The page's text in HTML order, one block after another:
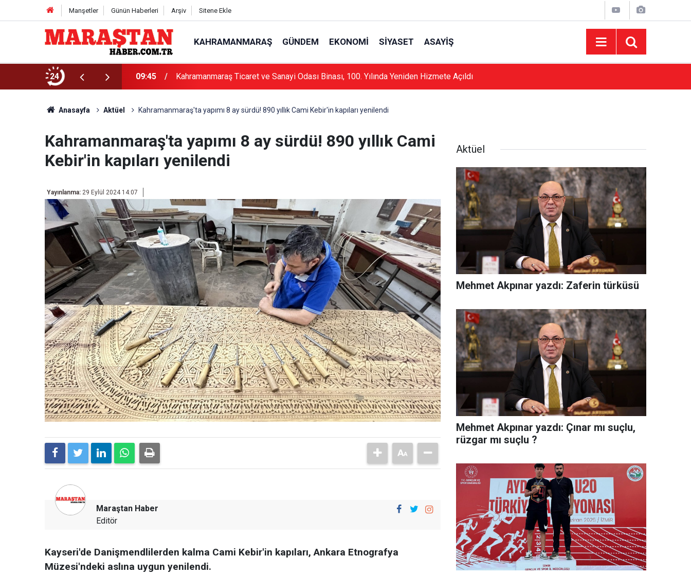
Manşetler Günün Haberleri Arşiv Sitene Ekle
KAHRAMANMARAŞ GÜNDEM EKONOMI SIYASET ASAYIŞ
24 09:45 Kahramanmaraş Ticaret ve Sanayi Odası Binası, 100. Yılında Yeniden Hizmete Açıldı
Anasayfa Aktüel Kahramanmaraş'ta yapımı 8 ay sürdü! 890 yıllık Cami Kebir'in kapıları yenilendi
Kahramanmaraş'ta yapımı 8 ay sürdü! 890 yıllık Cami
Kebir'in kapıları yenilendi
Yayınlanma: 29 Eylül 2024 14:07
Maraştan Haber
Editör
Kayseri'de Danişmendlilerden kalma Cami Kebir'in kapıları, Ankara Etnografya
Müzesi'ndeki aslına uygun yenilendi.
Aktüel
Mehmet Akpınar yazdı: Zaferin türküsü
Mehmet Akpınar yazdı: Çınar mı suçlu,
rüzgar mı suçlu ?